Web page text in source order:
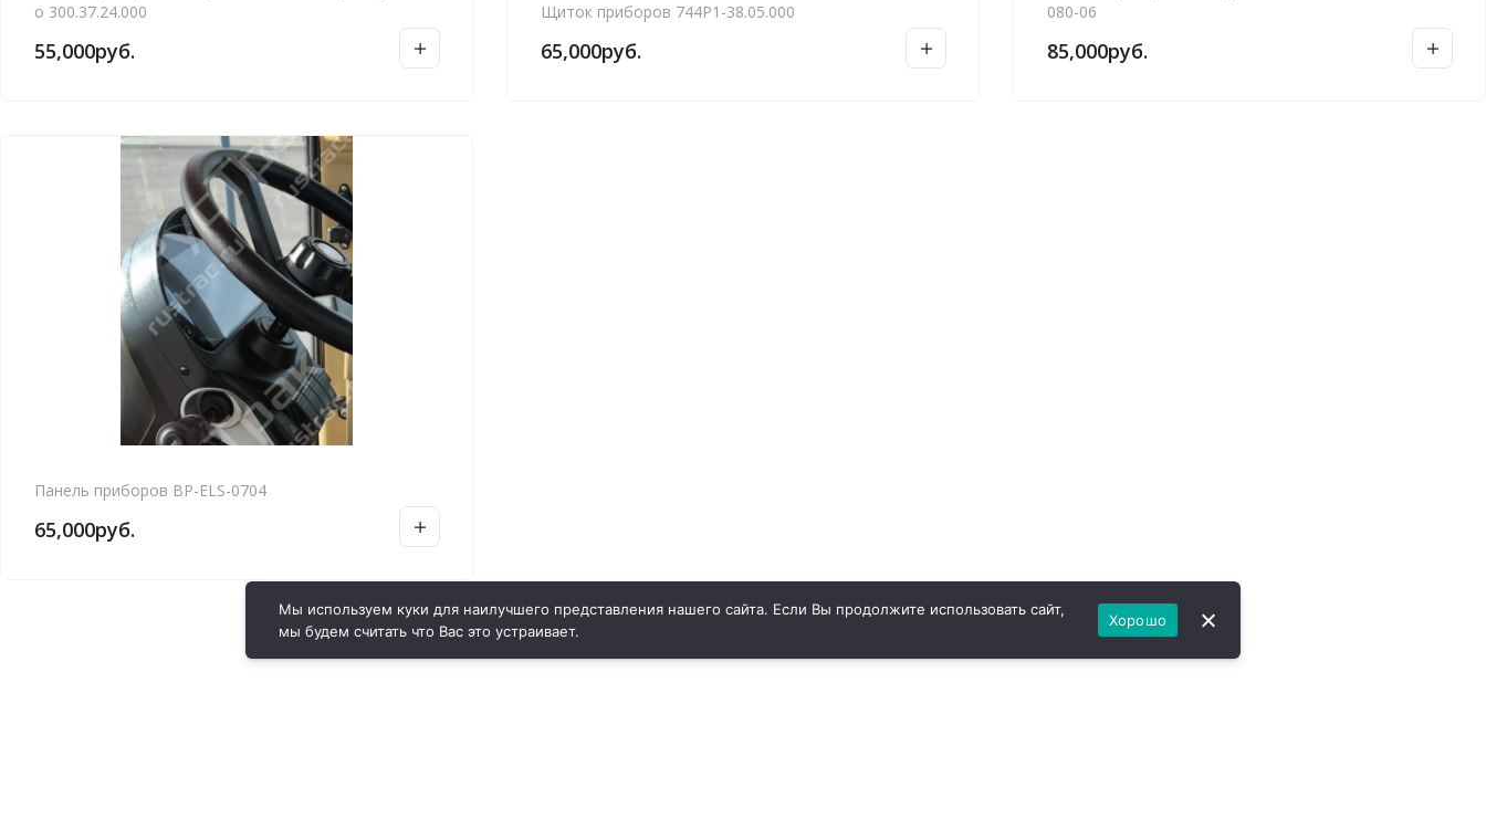
о 300.37.24.000
55,000руб.
Щиток приборов 744Р1-38.05.000
65,000руб.
080-06
85,000руб.
Панель приборов BP-ELS-0704
65,000руб.
Мы используем куки для наилучшего представления нашего сайта. Если Вы продолжите использовать сайт,
мы будем считать что Вас это устраивает.
Хорошо